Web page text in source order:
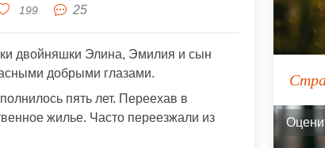
199 25
двойняшки Элина, Эмилия и сын
добрыми глазами.
пять лет. Переехав в
жилье. Часто переезжали из